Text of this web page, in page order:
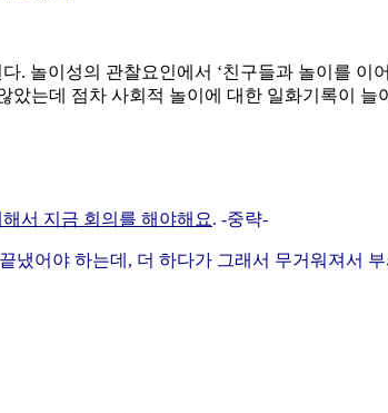
. 놀이성의 관찰요인에서 ‘친구들과 놀이를
았는데 점차 사회적 놀이에 대한 일화기록이 늘
서 지금 회의를 해야해요. -중략-
냈어야 하는데, 더 하다가 그래서 무거워져서